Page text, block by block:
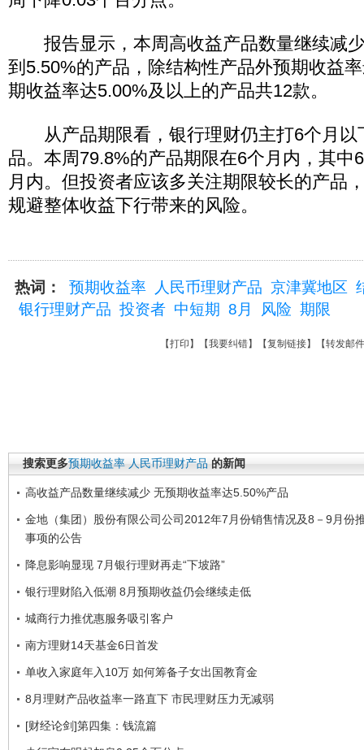
报告显示，本周高收益产品数量继续减
到5.50%的产品，除结构性产品外预期收益
期收益率达5.00%及以上的产品共12款。
从产品期限看，银行理财仍主打6个月以
品。本周79.8%的产品期限在6个月内，其中
月内。但投资者应该多关注期限较长的产品
规避整体收益下行带来的风险。
热词： 预期收益率 人民币理财产品 京津冀地区
银行理财产品 投资者 中短期 8月 风险 期限
【打印 】【我要纠错】【复制链接】【转发邮件
搜索更多预期收益率 人民币理财产品 的新闻
高收益产品数量继续减少 无预期收益率达5.50%产品
金地（集团）股份有限公司公司2012年7月份销售情况及8－9月份
事项的公告
降息影响显现 7月银行理财再走“下坡路”
银行理财陷入低潮 8月预期收益仍会继续走低
城商行力推优惠服务吸引客户
南方理财14天基金6日首发
单收入家庭年入10万 如何筹备子女出国教育金
8月理财产品收益率一路直下 市民理财压力无减弱
[财经论剑]第四集：钱流篇